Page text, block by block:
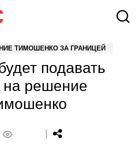
ТИМОШЕНКО ЗА ГРАНИЦЕЙ
подавать
решение